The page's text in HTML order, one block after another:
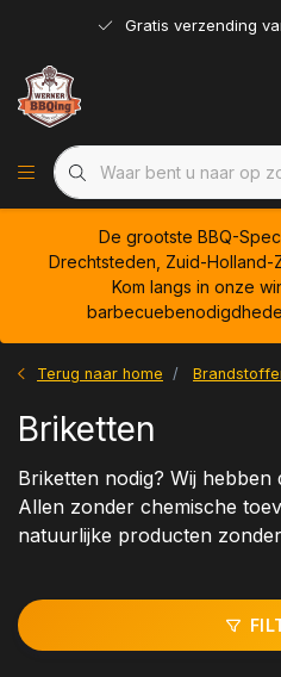
Gratis verzending
De grootste BBQ-
Drechtsteden, Zuid-Holland-
Kom langs in onze
Terug naar home
Briketten
Briketten nodig? Wij
Allen zonder chemische
natuurlijke producten